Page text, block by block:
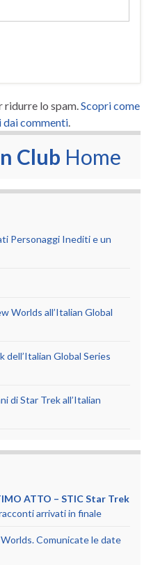
lo spam. Scopri come
commenti
Club Home
Personaggi Inediti e un
Worlds all’Italian Global
Global Series
di Star Trek all’Italian
ATTO – STIC Star Trek
arrivati in finale
Comunicate le date